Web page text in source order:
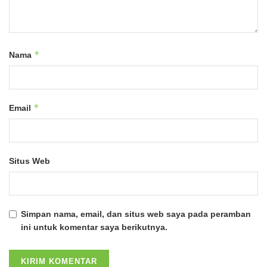
Nama *
Email *
Situs Web
Simpan nama, email, dan situs web saya pada peramban
ini untuk komentar saya berikutnya.